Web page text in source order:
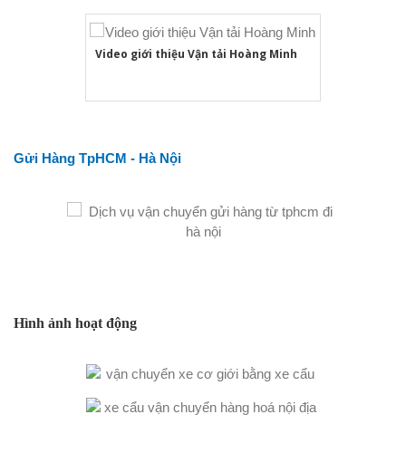
Video giới thiệu Vận tải Hoàng Minh
Gửi Hàng TpHCM - Hà Nội
Hình ảnh hoạt động